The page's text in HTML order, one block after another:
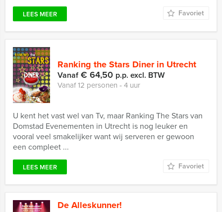
LEES MEER Favoriet
Ranking the Stars Diner in Utrecht
Vanaf€ 64,50 p.p. excl. BTW
Vanaf 12 personen ‐ 4 uur
U kent het vast wel van Tv, maar Ranking The Stars van
Domstad Evenementen in Utrecht is nog leuker en
vooral veel smakelijker want wij serveren er gewoon
een compleet ...
LEES MEER Favoriet
De Alleskunner!